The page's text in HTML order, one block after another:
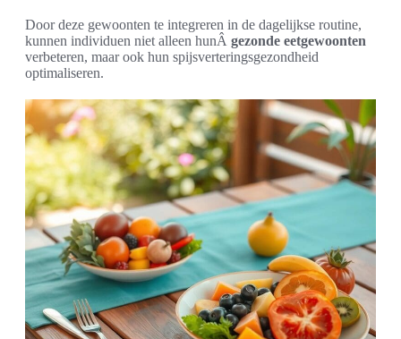
Door deze gewoonten te integreren in de dagelijkse routine,
kunnen individuen niet alleen hunÂ gezonde eetgewoonten
verbeteren, maar ook hun spijsverteringsgezondheid
optimaliseren.